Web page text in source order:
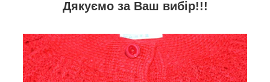
Дякуємо за Ваш вибір!!!